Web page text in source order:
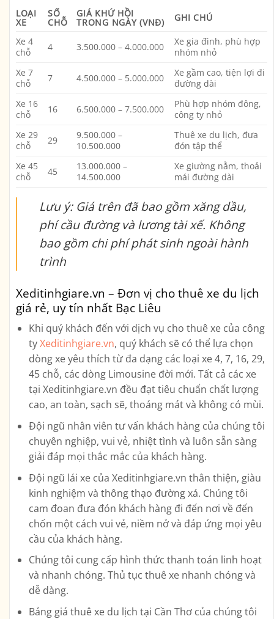
LOẠI
XE
SỐ
CHỖ
GIÁ KHỨ HỒI
TRONG NGÀY (VNĐ) GHI CHÚ
Xe 4
chỗ
4 3.500.000 – 4.000.000
Xe gia đình, phù hợp
nhóm nhỏ
Xe 7
chỗ
7 4.500.000 – 5.000.000
Xe gầm cao, tiện lợi đi
đường dài
Xe 16
chỗ
16 6.500.000 – 7.500.000
Phù hợp nhóm đông,
công ty nhỏ
Xe 29
chỗ
29
9.500.000 –
10.500.000
Thuê xe du lịch, đưa
đón tập thể
Xe 45
chỗ
45
13.000.000 –
14.500.000
Xe giường nằm, thoải
mái đường dài
Lưu ý: Giá trên đã bao gồm xăng dầu,
phí cầu đường và lương tài xế. Không
bao gồm chi phí phát sinh ngoài hành
trình
Xeditinhgiare.vn – Đơn vị cho thuê xe du lịch
giá rẻ, uy tín nhất Bạc Liêu
Khi quý khách đến với dịch vụ cho thuê xe của công
tyXeditinhgiare.vn, quý khách sẽ có thể lựa chọn
dòng xe yêu thích từ đa dạng các loại xe4, 7, 16, 29,
45 chỗ, các dòng Limousine đời mới. Tất cả các xe
tại Xeditinhgiare.vn đều đạt tiêu chuẩn chất lượng
cao, an toàn, sạch sẽ, thoáng mát và không có mùi.
Đội ngũ nhân viên tư vấn khách hàng của chúng tôi
chuyên nghiệp, vui vẻ, nhiệt tình và luôn sẵn sàng
giải đáp mọi thắc mắc của khách hàng.
Đội ngũ lái xe của Xeditinhgiare.vn thân thiện, giàu
kinh nghiệm và thông thạo đường xá. Chúng tôi
cam đoan đưa đón khách hàng đi đến nơi về đến
chốn một cách vui vẻ, niềm nở và đáp ứng mọi yêu
cầu của khách hàng.
Chúng tôi cung cấp hình thức thanh toán linh hoạt
và nhanh chóng. Thủ tục thuê xe nhanh chóng và
dễ dàng.
Bảng giá thuê xe du lịch tại Cần Thơ của chúng tôi